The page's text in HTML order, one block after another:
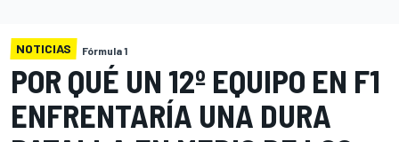
NOTICIAS Fórmula 1
POR QUÉ UN 12º EQUIPO EN F1
ENFRENTARÍA UNA DURA